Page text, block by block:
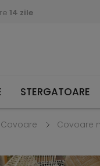
14 zile
STERGATOARE
Covoare Covoare